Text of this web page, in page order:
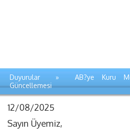
Duyurular » AB?ye Kuru
Güncellemesi
12/08/2025
Sayın Üyemiz,